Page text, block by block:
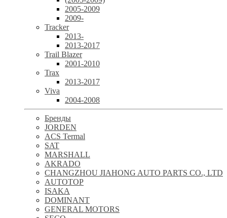
2005-2009
2009-
Tracker
2013-
2013-2017
Trail Blazer
2001-2010
Trax
2013-2017
Viva
2004-2008
Бренды
JORDEN
ACS Termal
SAT
MARSHALL
AKRADO
CHANGZHOU JIAHONG AUTO PARTS CO., LTD
AUTOTOP
ISAKA
DOMINANT
GENERAL MOTORS